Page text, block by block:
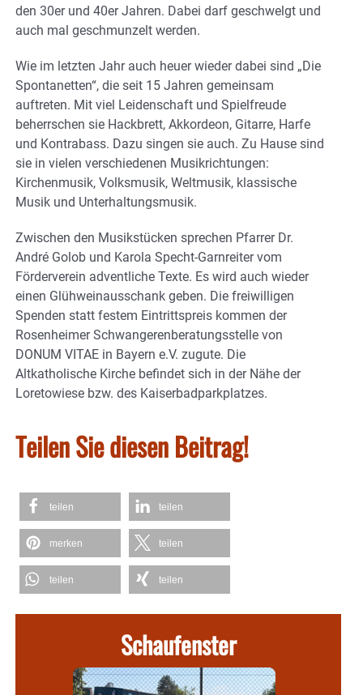
den 30er und 40er Jahren. Dabei darf geschwelgt und
auch mal geschmunzelt werden.
Wie im letzten Jahr auch heuer wieder dabei sind „Die
Spontanetten“, die seit 15 Jahren gemeinsam
auftreten. Mit viel Leidenschaft und Spielfreude
beherrschen sie Hackbrett, Akkordeon, Gitarre, Harfe
und Kontrabass. Dazu singen sie auch. Zu Hause sind
sie in vielen verschiedenen Musikrichtungen:
Kirchenmusik, Volksmusik, Weltmusik, klassische
Musik und Unterhaltungsmusik.
Zwischen den Musikstücken sprechen Pfarrer Dr.
André Golob und Karola Specht-Garnreiter vom
Förderverein adventliche Texte. Es wird auch wieder
einen Glühweinausschank geben. Die freiwilligen
Spenden statt festem Eintrittspreis kommen der
Rosenheimer Schwangerenberatungsstelle von
DONUM VITAE in Bayern e.V. zugute. Die
Altkatholische Kirche befindet sich in der Nähe der
Loretowiese bzw. des Kaiserbadparkplatzes.
Teilen Sie diesen Beitrag!
teilen teilen
merken teilen
teilen teilen
Schaufenster